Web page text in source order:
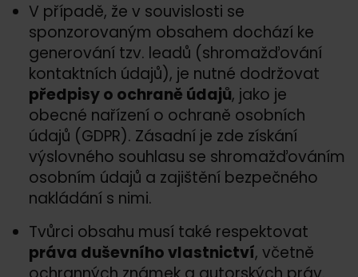
V případě, že v souvislosti se
sponzorovaným obsahem dochází ke
generování tzv. leadů (shromažďování
kontaktních údajů), je nutné dodržovat
předpisy o ochraně údajů, jako je
obecné nařízení o ochraně osobních
údajů (GDPR). Zásadní je zde získání
výslovného souhlasu se shromažďováním
osobním údajů a zajištění bezpečného
nakládání s nimi.
Tvůrci obsahu musí také respektovat
práva duševního vlastnictví, včetně